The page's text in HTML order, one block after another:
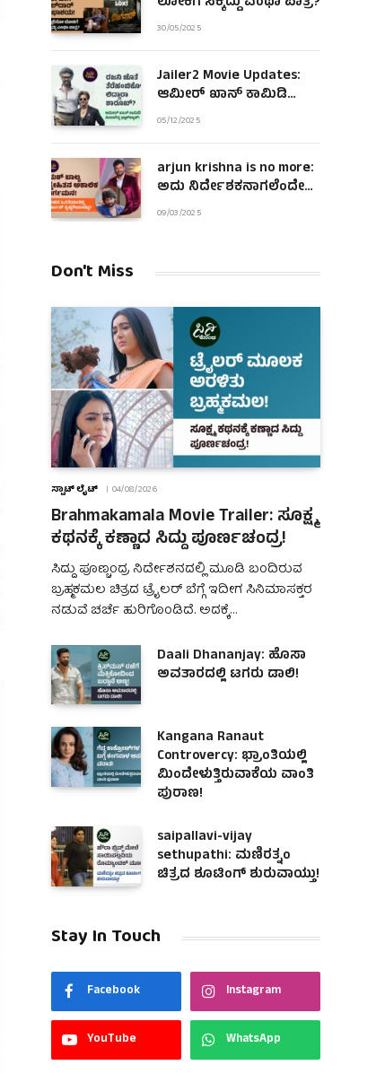
30/05/2025
Jailer2 Movie Updates:
ಆಮೀರ್ ಖಾನ್ ಕಾಮಿಡಿ
ಪೀಸಾಗಿದ್ದ ಫ್ಲಾಶ್‌ಬ್ಯಾಕ್!
05/12/2025
arjun krishna is no more:
ಅದು ನಿರ್ದೇಶಕನಾಗಲೆಂದೇ
ಹುಟ್ಟಿದಂತಿದ್ದ ಆಪ್ತ ಜೀವ!
09/03/2025
Don't Miss
ಸ್ಪಾಟ್ ಲೈಟ್ 04/08/2026
Brahmakamala Movie Trailer: ಸೂಕ್ಷ್ಮ
ಕಥನಕ್ಕೆ ಕಣ್ಣಾದ ಸಿದ್ದು ಪೂರ್ಣಚಂದ್ರ!
ಸಿದ್ದು ಪೂಣ್ಚಂದ್ರ ನಿರ್ದೇಶನದಲ್ಲಿ ಮೂಡಿ ಬಂದಿರುವ
ಬ್ರಹ್ಮಕಮಲ ಚಿತ್ರದ ಟ್ರೈಲರ್ ಬೆಗ್ಗೆ ಇದೀಗ ಸಿನಿಮಾಸಕ್ತರ
ನಡುವೆ ಚರ್ಚೆ ಹುರಿಗೊಂಡಿದೆ. ಅದಕ್ಕೆ…
Daali Dhananjay: ಹೊಸಾ
ಅವತಾರದಲ್ಲಿ ಟಗರು ಡಾಲಿ!
Kangana Ranaut
Controvercy: ಭ್ರಾಂತಿಯಲ್ಲಿ
ಮಿಂದೇಳುತ್ತಿರುವಾಕೆಯ ವಾಂತಿ
ಪುರಾಣ!
saipallavi-vijay
sethupathi: ಮಣಿರತ್ನಂ
ಚಿತ್ರದ ಶೂಟಿಂಗ್ ಶುರುವಾಯ್ತು!
Stay In Touch
Facebook Instagram
YouTube WhatsApp